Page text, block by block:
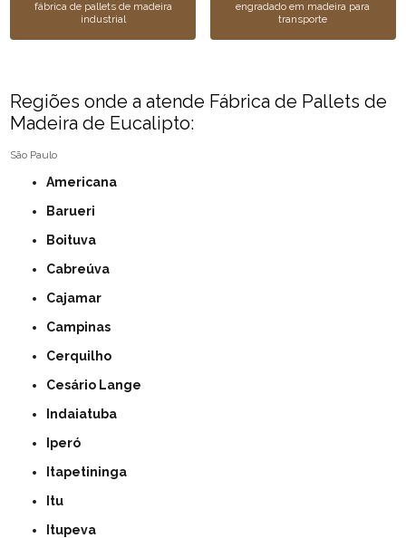
fábrica de pallets de madeira
industrial
engradado em madeira para
transporte
Regiões onde a atende Fábrica de Pallets de
Madeira de Eucalipto:
São Paulo
Americana
Barueri
Boituva
Cabreúva
Cajamar
Campinas
Cerquilho
Cesário Lange
Indaiatuba
Iperó
Itapetininga
Itu
Itupeva